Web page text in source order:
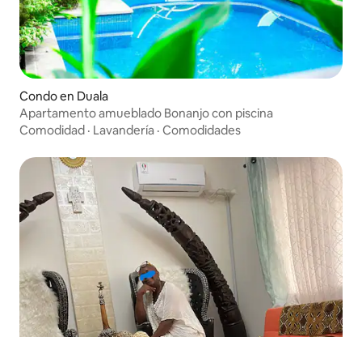
Condo en Duala
Apartamento amueblado Bonanjo con piscina
Comodidad · Lavandería · Comodidades